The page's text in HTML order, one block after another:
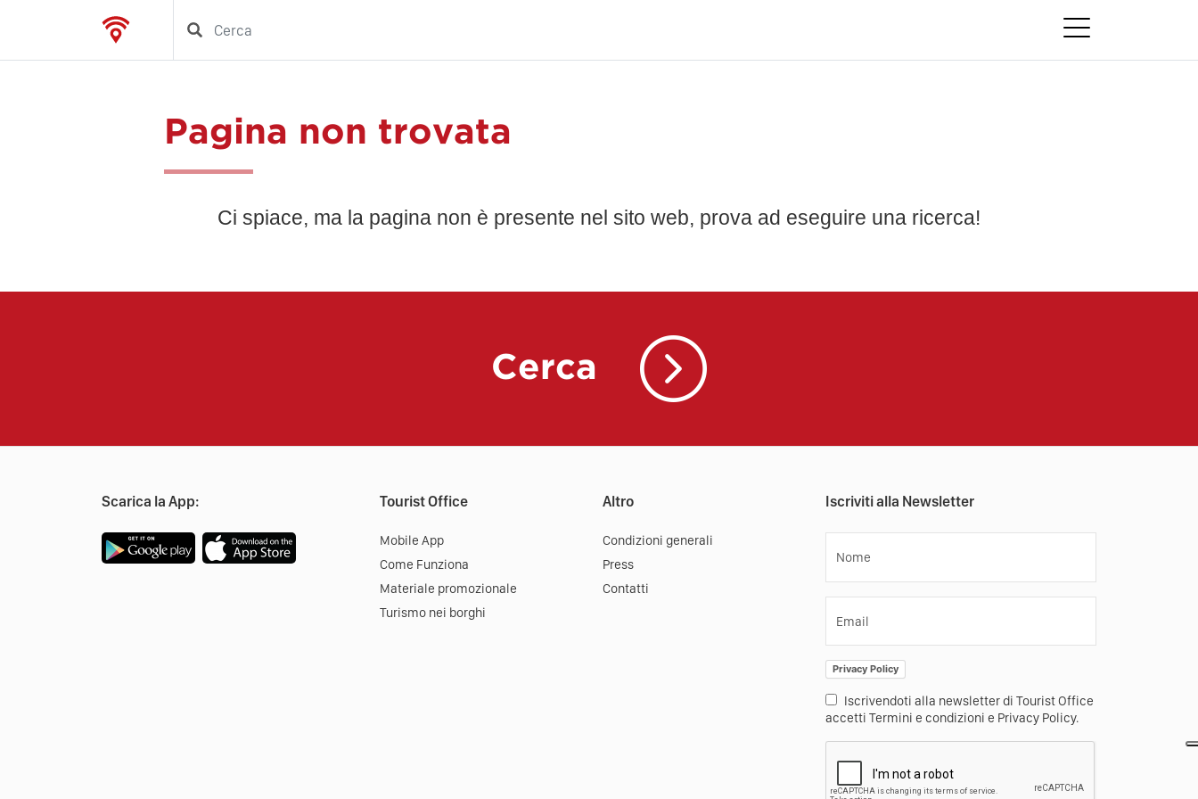
Pagina non trovata
Ci spiace, ma la pagina non è presente nel sito web, prova ad eseguire una ricerca!
Cerca
Scarica la App: Tourist Office
Mobile App
Come Funziona
Materiale promozionale
Turismo nei borghi
Altro
Condizioni generali
Press
Contatti
Iscriviti alla Newsletter
Nome
Email
Privacy Policy
Iscrivendoti alla newsletter di Tourist Office
accetti Termini e condizioni e Privacy Policy.